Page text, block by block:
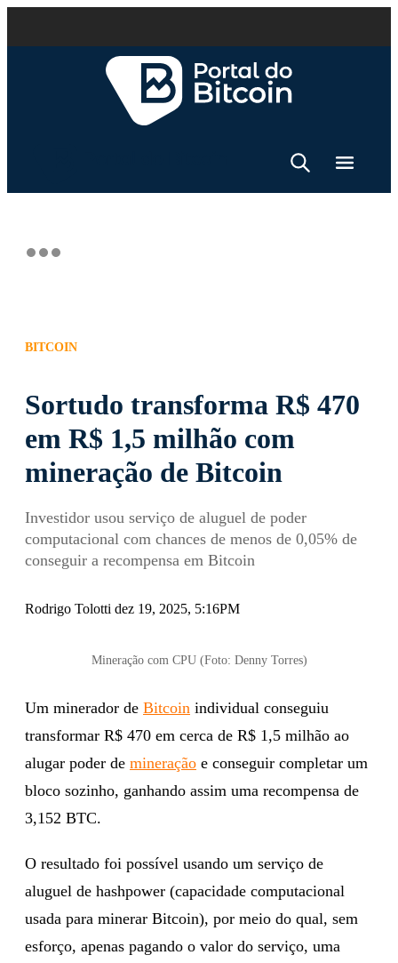
BITCOIN
Sortudo transforma R$ 470
em R$ 1,5 milhão com
mineração de Bitcoin
Investidor usou serviço de aluguel de poder
computacional com chances de menos de 0,05% de
conseguir a recompensa em Bitcoin
Rodrigo Tolotti dez 19, 2025, 5:16PM
Mineração com CPU (Foto: Denny Torres)
Um minerador de Bitcoin individual conseguiu
transformar R$ 470 em cerca de R$ 1,5 milhão ao
alugar poder de mineração e conseguir completar um
bloco sozinho, ganhando assim uma recompensa de
3,152 BTC.
O resultado foi possível usando um serviço de
aluguel de hashpower (capacidade computacional
usada para minerar Bitcoin), por meio do qual, sem
esforço, apenas pagando o valor do serviço, uma